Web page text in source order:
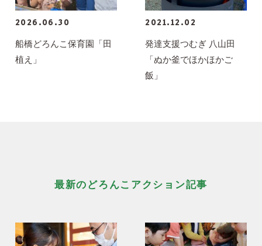
2026.06.30
船橋どろんこ保育園「田
植え」
2021.12.02
発達支援つむぎ 八山田
「ぬか釜でほかほかご
飯」
最新のどろんこアクション記事